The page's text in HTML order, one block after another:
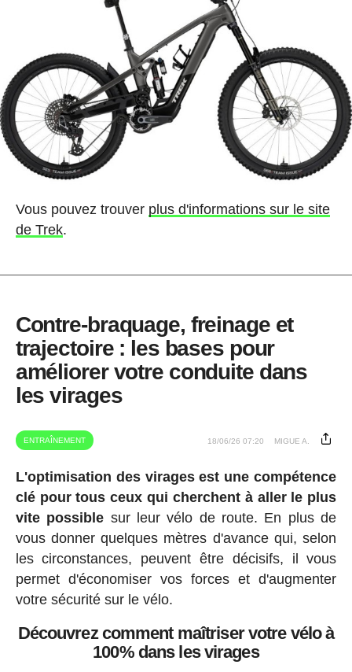
Vous pouvez trouver plus d'informations sur le site
de Trek.
Contre-braquage, freinage et
trajectoire : les bases pour
améliorer votre conduite dans
les virages
ENTRAÎNEMENT 18/06/26 07:20 MIGUE A.
L'optimisation des virages est une compétence
clé pour tous ceux qui cherchent à aller le plus
vite possible sur leur vélo de route. En plus de
vous donner quelques mètres d'avance qui, selon
les circonstances, peuvent être décisifs, il vous
permet d'économiser vos forces et d'augmenter
votre sécurité sur le vélo.
Découvrez comment maîtriser votre vélo à
100% dans les virages